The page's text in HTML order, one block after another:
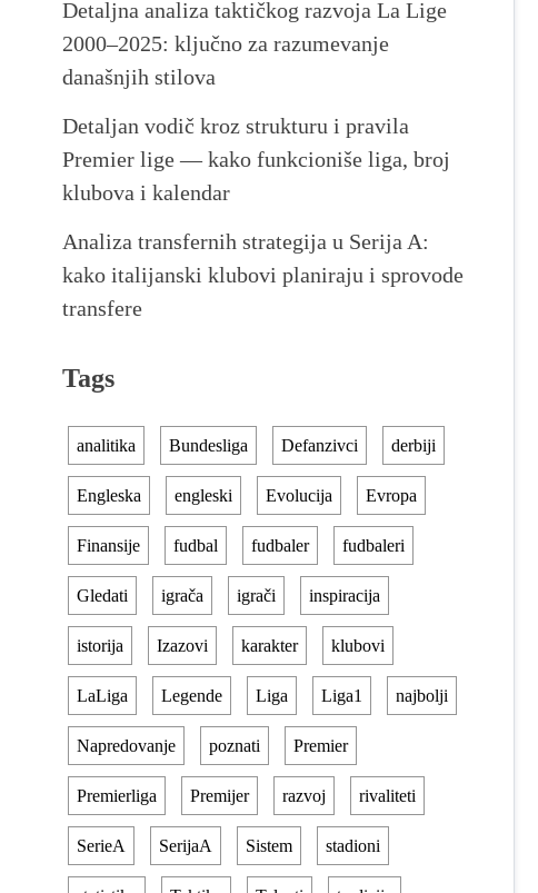
Detaljna analiza taktičkog razvoja La Lige
2000–2025: ključno za razumevanje
današnjih stilova
Detaljan vodič kroz strukturu i pravila
Premier lige — kako funkcioniše liga, broj
klubova i kalendar
Analiza transfernih strategija u Serija A:
kako italijanski klubovi planiraju i sprovode
transfere
Tags
analitika Bundesliga Defanzivci derbiji
Engleska engleski Evolucija Evropa
Finansije fudbal fudbaler fudbaleri
Gledati igrača igrači inspiracija
istorija Izazovi karakter klubovi
LaLiga Legende Liga Liga1 najbolji
Napredovanje poznati Premier
Premierliga Premijer razvoj rivaliteti
SerieA SerijaA Sistem stadioni